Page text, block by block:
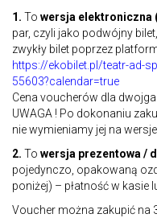
1. To wersja elektroniczna
par, czyli jako podwójny
zwykły bilet poprzez
https://ekobilet.pl/teatr-ad-
55603?calendar=true
Cena voucherów dla dwojga
UWAGA ! Po dokonaniu
nie wymieniamy jej na
2. To wersja prezentowa /
pojedynczo, opakowaną
poniżej) – płatność w kasie
Voucher można zakupić na